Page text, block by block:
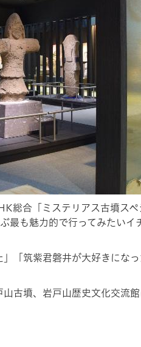
総合「ミステリアス古墳スペ
最も魅力的で行ってみたいイ
「筑紫君磐井が大好きにな
古墳、岩戸山歴史文化交流